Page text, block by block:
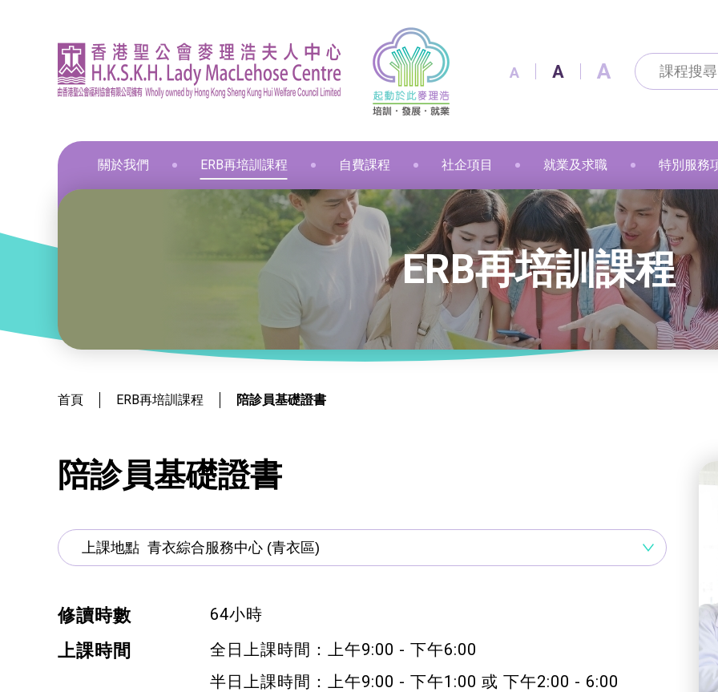
A A A
關於我們
葵涌區 – 工商業社會服務部
葵涌邨旭葵樓 - 葵涌社區服務中心
荃灣區 – 梨木樹綜合服務中心
ERB再培訓課程
資訊及通訊科技 金融財務
中醫保健
美髮
商業
物業管理及保安
印刷及出版 個人素養
職業語文 健康護理
飲食 美容
中醫保健 健康護理
物業管理及保安 社會服務
影藝文化
飲食 職業語文
通用技能 職業語文
飲食 商業
青年培育計劃
ERB資訊
自費課程
髮型改造 動物保健
化妝 美容
保健按摩
布藝製作 車縫
花藝手工
保鮮花手作 押花手作
新春注連繩
寵物行為訓練
寵物急救
和諧粉彩 蠟燭
星際漫遊 小廚神學堂
和諧粉彩畫(兒童) Sweet Heart 甜品工房
社企項目
寵愛軒
麥理浩餐廳
融藝工房
融藝坊
就業及求職
就業及求職
最新資訊 / 招聘會
求職錦囊
僱主及企業服務
特別服務
賽馬會
青年生
展翅青
花梨藝
ERB再培訓課程
首頁 ERB再培訓課程 陪診員基礎證書
陪診員基礎證書
修讀時數 64小時
上課時間
全日上課時間：上午9:00 - 下午6:00
半日上課時間：上午9:00 - 下午1:00 或 下午2:00 - 6:00